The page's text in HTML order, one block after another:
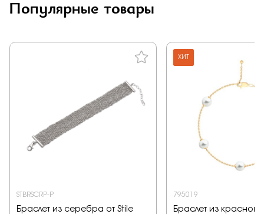
Популярные товары
STBRSCRP-P
Браслет из серебра от Stile
ХИТ
795019
Браслет из красного
Заказать
политики конфиденциальности